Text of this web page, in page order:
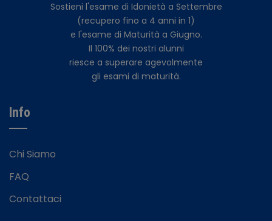
Sostieni l'esame di Idonietà a Settembre
(recupero fino a 4 anni in 1)
e l'esame di Maturità a Giugno.
Il 100% dei nostri alunni
riesce a superare agevolmente
gli esami di maturità.
Info
Chi Siamo
FAQ
Contattaci